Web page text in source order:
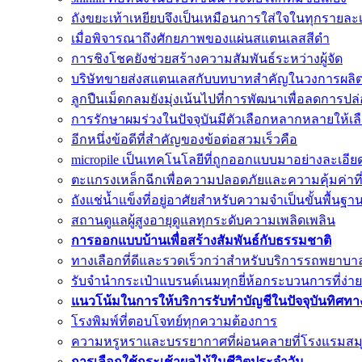
ถังขยะเท้าเหยียบจึงเป็นเหมือนการใส่ใจในทุกรายละ
เมื่อพิจารณาถึงศักยภาพของแผ่นสแตนเลสสีดำ
การชิงโชคยังช่วยสร้างความสัมพันธ์ระหว่างผู้จัด
บริษัทขายส่งสแตนเลสกับบทบาทสำคัญในวงการผลิ
ลูกปืนเม็ดกลมยังมุ่งเน้นไปที่การพัฒนาเพื่อลดการป
การรักษาผมร่วงในปัจจุบันมีตัวเลือกหลากหลายให้เ
อีกหนึ่งข้อดีที่สำคัญของข้อต่อสวมเร็วคือ
micropile เป็นเทคโนโลยีที่ถูกออกแบบมาอย่างละเอีย
ตะแกรงเหล็กฉีกเพื่อความปลอดภัยและความคุ้มค่า
ถังแช่น้ำแข็งที่อยู่อาศัยสำหรับความจำเป็นขั้นพื้นฐา
สถานดูแลผู้สูงอายุดูแลทุกระดับความเพลิดเพลิน
การออกแบบบ้านเพื่อสร้างสัมพันธ์กับธรรมชาติ
ทางเลือกที่ดีและรวดเร็วกว่าสำหรับบริการรถพยาบา
รับจำนำกระเป๋าแบรนด์เนมทุกยี่ห้อกระบวนการที่ง่
แนวโน้มในการให้บริการรับทำบัญชีในปัจจุบันทิศท
โรงพิมพ์ที่ตอบโจทย์ทุกความต้องการ
ความหรูหราและบรรยากาศที่ผ่อนคลายที่โรงแรมส